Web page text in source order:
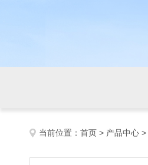
当前位置： 首页 > 产品中心 >